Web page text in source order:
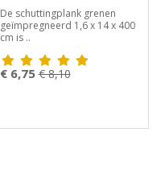
De schuttingplank grenen
geïmpregneerd 1,6 x 14 x 400
cm is ..
€ 6,75 € 8,10